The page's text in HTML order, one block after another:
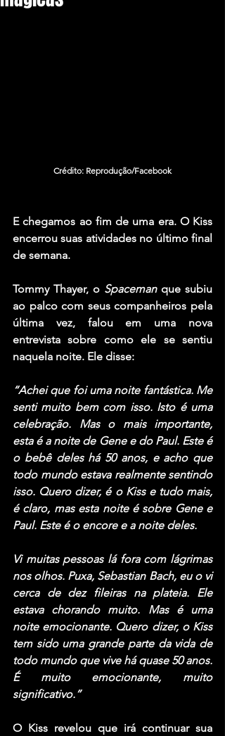
Crédito: Reprodução/Facebook
E chegamos ao fim de uma era. O Kiss
encerrou suas atividades no último final
de semana.
Tommy Thayer, o Spaceman que subiu
ao palco com seus companheiros pela
última vez, falou em uma nova
entrevista sobre como ele se sentiu
naquela noite. Ele disse:
“Achei que foi uma noite fantástica. Me
senti muito bem com isso. Isto é uma
celebração. Mas o mais importante,
esta é a noite de Gene e do Paul. Este é
o bebê deles há 50 anos, e acho que
todo mundo estava realmente sentindo
isso. Quero dizer, é o Kiss e tudo mais,
é claro, mas esta noite é sobre Gene
e
Paul. Este é o encore e a noite deles.
Vi muitas pessoas lá fora com lágrimas
nos olhos. Puxa, Sebastian Bach, eu o vi
cerca de dez fileiras na plateia. Ele
estava chorando muito. Mas é uma
noite emocionante. Quero dizer, o Kiss
tem sido uma grande parte da vida de
todo mundo que vive há quase 50 anos.
É muito emocionante, muito
significativo.”
O Kiss revelou que irá continuar sua